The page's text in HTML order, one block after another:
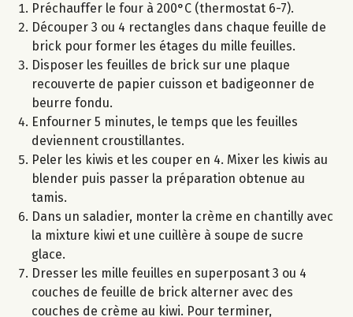
Préchauffer le four à 200°C (thermostat 6-7).
Découper 3 ou 4 rectangles dans chaque feuille de
brick pour former les étages du mille feuilles.
Disposer les feuilles de brick sur une plaque
recouverte de papier cuisson et badigeonner de
beurre fondu.
Enfourner 5 minutes, le temps que les feuilles
deviennent croustillantes.
Peler les kiwis et les couper en 4. Mixer les kiwis au
blender puis passer la préparation obtenue au
tamis.
Dans un saladier, monter la crème en chantilly avec
la mixture kiwi et une cuillère à soupe de sucre
glace.
Dresser les mille feuilles en superposant 3 ou 4
couches de feuille de brick alterner avec des
couches de crème au kiwi. Pour terminer,